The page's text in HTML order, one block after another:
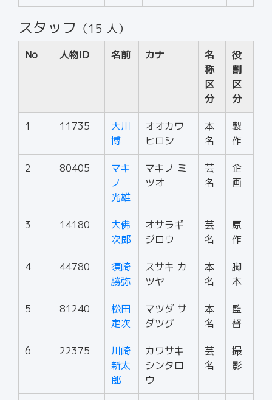
スタッフ （15 人）
No 人物ID 名前 カナ
名
称
区
分
役
割
区
分
1 11735
大川
博
オオカワ
ヒロシ
本
名
製
作
2 80405
マキ
ノ
光雄
マキノ ミ
ツオ
芸
名
企
画
3 14180
大佛
次郎
オサラギ
ジロウ
芸
名
原
作
4 44780
須崎
勝弥
スサキ カ
ツヤ
本
名
脚
本
5 81240
松田
定次
マツダ サ
ダツグ
本
名
監
督
6 22375
川崎
新太
郎
カワサキ
シンタロ
ウ
芸
名
撮
影